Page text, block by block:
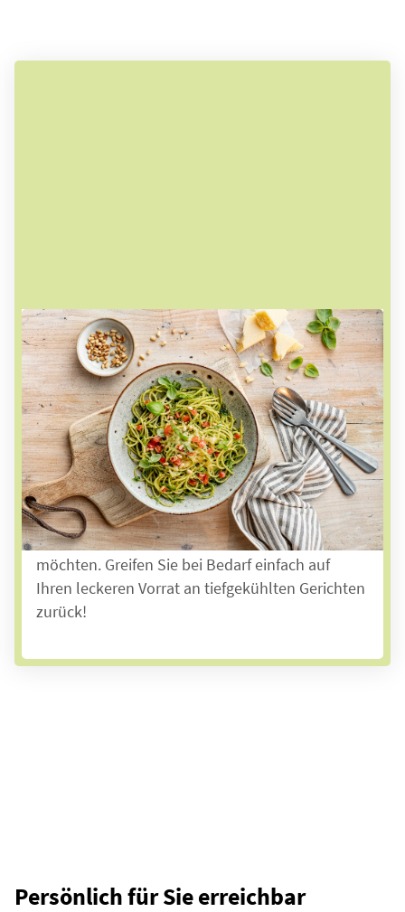
Ausgezeichneter Service zu fairen
Preisen
Unsere Speisenkarte bietet täglich 6
verschiedene Gerichte zur Auswahl. Das
Angebot reicht von herzhafter Hausmannskost
bis hin zu beliebten Spezialitäten. Statt einer
täglichen Lieferung heißer Gerichte können Sie
mit unsererTiefkühl-Anlieferungauch ganz
flexibel entscheiden, was Sie wann essen
möchten. Greifen Sie bei Bedarf einfach auf
Ihren leckeren Vorrat an tiefgekühlten Gerichten
zurück!
Persönlich für Sie erreichbar